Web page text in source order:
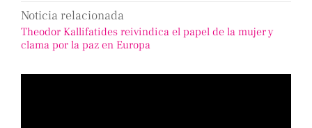
Noticia relacionada
Theodor Kallifatides reivindica el papel de la mujer y
clama por la paz en Europa